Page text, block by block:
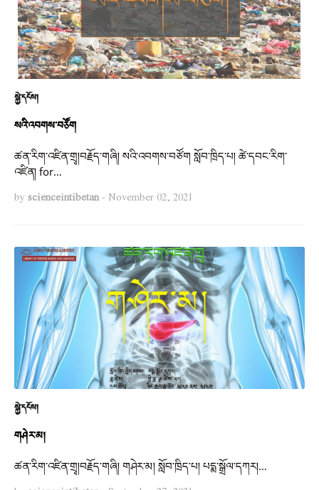
སྐྱེ་དངོས།
སའི་འབགས་བཙོག
ཚན་རིག་འཛིན་གྲྭ།བརྗོད་གཞི། སའི་འབགས་བཙོག སློབ་ཁྲིད་པ། ཚེ་དབང་རིག་
འཛིན། for…
by scienceintibetan- November 02, 2021
སྐྱེ་དངོས།
གཤེར་མ།
ཚན་རིག་འཛིན་གྲྭ།བརྗོད་གཞི། གཤེར་མ། སློབ་ཁྲིད་པ། པདྨ་སྒྲོལ་དཀར།…